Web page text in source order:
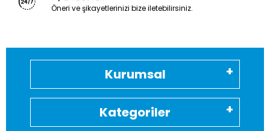
Öneri ve şikayetlerinizi bize iletebilirsiniz.
Kurumsal
Kategoriler